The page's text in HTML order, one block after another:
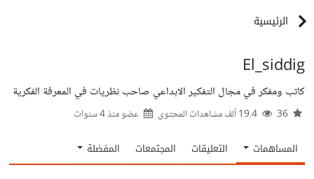
الرئيسية
El_siddig
كاتب ومفكر في مجال التفكير الابداعي صاحب نظريات في المعرفة الفكرية
عضو منذ4 سنوات
المساهمات التعليقات المجتمعات المفضلة